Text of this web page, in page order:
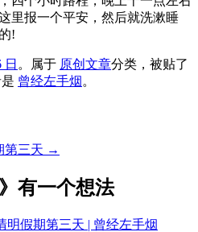
里报一个平安，然后就洗漱睡
!
日 。属于 原创文章分类，被贴了
曾经左手烟 。
第三天 →
》有一个想法
明假期第三天 | 曾经左手烟